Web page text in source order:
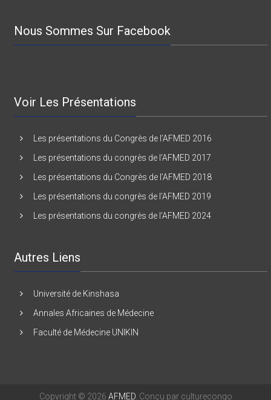
Nous Sommes Sur Facebook
Voir Les Présentations
Les présentations du Congrès de l’AFMED 2016
Les présentations du congrès de l’AFMED 2017
Les présentations du Congrès de l’AFMED 2018
Les présentations du congrès de l’AFMED 2019
Les présentations du congrès de l’AFMED 2024
Autres Liens
Université de Kinshasa
Annales Africaines de Médecine
Faculté de Médecine UNIKIN
Copyright © 2026 AFMED. Conçu par culturecongo